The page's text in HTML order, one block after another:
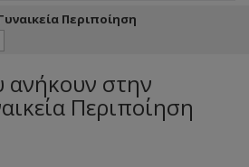
Περιποίηση
ανήκουν στην
Περιποίηση